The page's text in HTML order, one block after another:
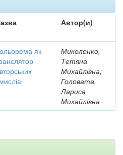
Автор(и)
як
Миколенко,
Тетяна
Михайлівна;
Головата,
Лариса
Михайлівна